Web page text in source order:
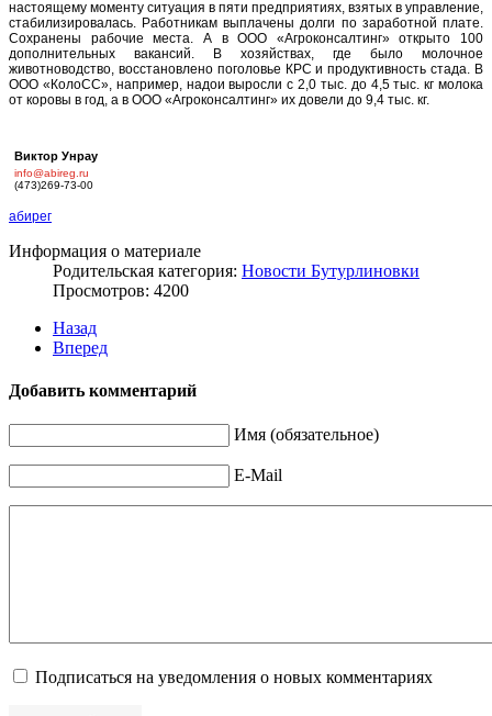
настоящему моменту ситуация в пяти предприятиях, взятых в управление,
стабилизировалась. Работникам выплачены долги по заработной плате.
Сохранены рабочие места. А в ООО «Агроконсалтинг» открыто 100
дополнительных вакансий. В хозяйствах, где было молочное
животноводство, восстановлено поголовье КРС и продуктивность стада. В
ООО «КолоСС», например, надои выросли с 2,0 тыс. до 4,5 тыс. кг молока
от коровы в год, а в ООО «Агроконсалтинг» их довели до 9,4 тыс. кг.
Виктор Унрау
info@abireg.ru
(473)269-73-00
абирег
Информация о материале
Родительская категория: Новости Бутурлиновки
Просмотров: 4200
Назад
Вперед
Добавить комментарий
Имя (обязательное)
E-Mail
Подписаться на уведомления о новых комментариях